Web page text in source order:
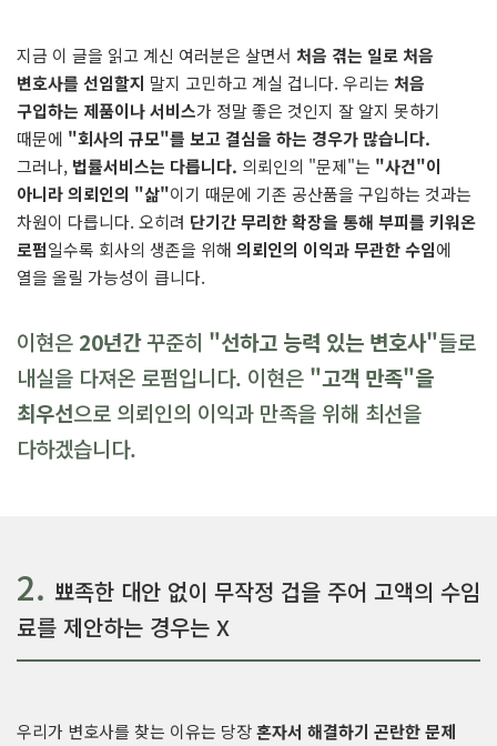
지금 이 글을 읽고 계신 여러분은 살면서 처음 겪는 일로 처음
변호사를 선임할지 말지 고민하고 계실 겁니다. 우리는 처음
구입하는 제품이나 서비스가 정말 좋은 것인지 잘 알지 못하기
때문에 "회사의 규모"를 보고 결심을 하는 경우가 많습니다.
그러나, 법률서비스는 다릅니다. 의뢰인의 "문제"는 "사건"이
아니라 의뢰인의 "삶"이기 때문에 기존 공산품을 구입하는 것과는
차원이 다릅니다. 오히려 단기간 무리한 확장을 통해 부피를 키워온
로펌일수록 회사의 생존을 위해 의뢰인의 이익과 무관한 수임에
열을 올릴 가능성이 큽니다.
이현은 20년간꾸준히 "선하고 능력 있는 변호사"들로
내실을 다져온 로펌입니다. 이현은 "고객 만족"을
최우선으로 의뢰인의 이익과 만족을 위해 최선을
다하겠습니다.
2. 뾰족한 대안 없이 무작정 겁을 주어 고액의 수임
료를 제안하는 경우는 X
우리가 변호사를 찾는 이유는 당장혼자서 해결하기 곤란한 문제